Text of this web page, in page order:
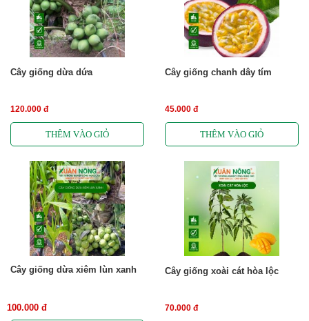
Cây giống dừa dứa
120.000 đ
Cây giống chanh dây tím
45.000 đ
Cây giống dừa xiêm lùn xanh
100.000 đ
Cây giống xoài cát hòa lộc
70.000 đ